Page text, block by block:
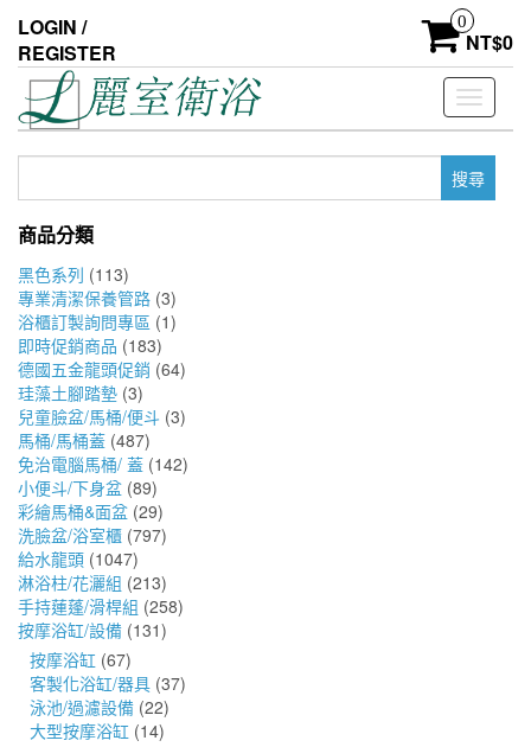
the
content
LOGIN /
REGISTER
0
NT$0
Toggle
鍵
商品分類
黑色系列 (113)
專業清潔保養管路 (3)
浴櫃訂製詢問專區 (1)
即時促銷商品 (183)
德國五金龍頭促銷 (64)
珪藻土腳踏墊 (3)
兒童臉盆/馬桶/便斗 (3)
馬桶/馬桶蓋 (487)
免治電腦馬桶/ 蓋 (142)
小便斗/下身盆 (89)
彩繪馬桶&面盆 (29)
洗臉盆/浴室櫃 (797)
給水龍頭 (1047)
淋浴柱/花灑組 (213)
手持蓮蓬/滑桿組 (258)
按摩浴缸/設備 (131)
按摩浴缸 (67)
客製化浴缸/器具 (37)
泳池/過濾設備 (22)
大型按摩浴缸 (14)